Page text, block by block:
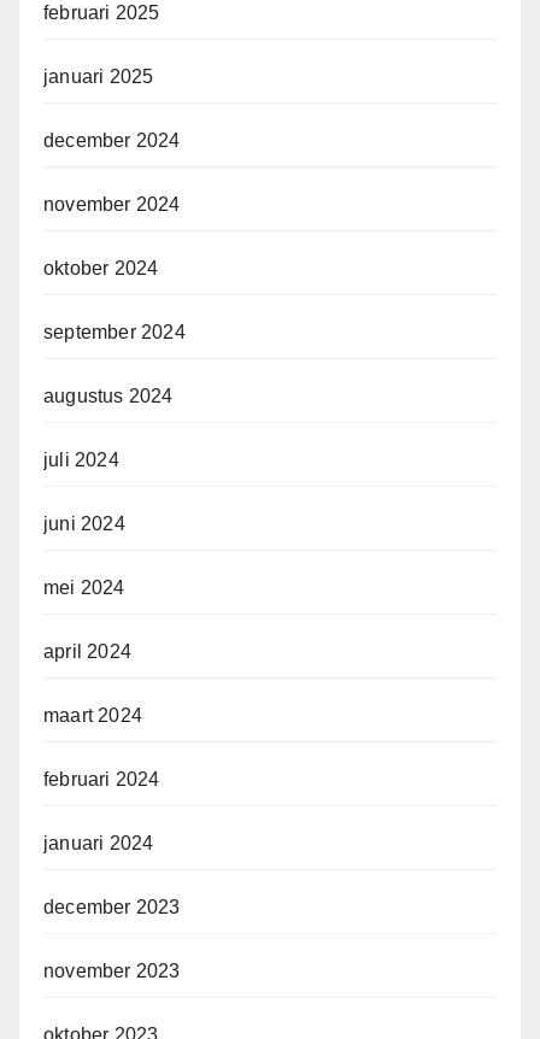
februari 2025
januari 2025
december 2024
november 2024
oktober 2024
september 2024
augustus 2024
juli 2024
juni 2024
mei 2024
april 2024
maart 2024
februari 2024
januari 2024
december 2023
november 2023
oktober 2023